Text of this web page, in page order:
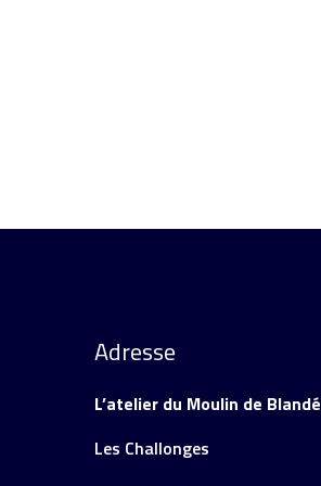
Adresse
L’atelier du Moulin de Blandé
Les Challonges